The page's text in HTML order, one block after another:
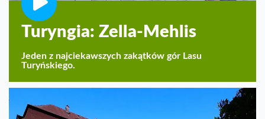
Turyngia: Zella-Mehlis
Jeden z najciekawszych zakątków gór Lasu
Turyńskiego.